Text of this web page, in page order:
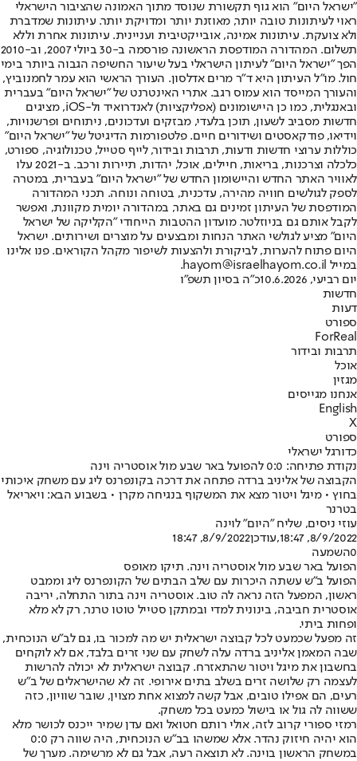
"ישראל היום" הוא גוף תקשורת שנוסד מתוך האמונה שהציבור הישראלי
ראוי לעיתונות טובה יותר, מאוזנת יותר ומדויקת יותר. עיתונות שמדברת
ולא צועקת. עיתונות אמינה, אובייקטיבית ועניינית. עיתונות אחרת וללא
תשלום. המהדורה המודפסת הראשונה פורסמה ב-30 ביולי 2007, וב-2010
הפך "ישראל היום" לעיתון הישראלי בעל שיעור החשיפה הגבוה ביותר בימי
חול. מו"ל העיתון היא ד"ר מרים אדלסון. העורך הראשי הוא עמר לחמנוביץ,
והעורך המייסד הוא עמוס רגב. אתרי האינטרנט של "ישראל היום" בעברית
ובאנגלית, כמו כן היישומונים (אפליקציות) לאנדרואיד ול-iOS, מציגים
חדשות מסביב לשעון, תוכן בלעדי, מבזקים ועדכונים, ניתוחים ופרשנויות,
וידיאו, פודקאסטים ושידורים חיים. פלטפורמות הדיגיטל של "ישראל היום"
כוללות ערוצי חדשות ודעות, תרבות ובידור, לייף סטייל, טכנולוגיה, ספורט,
כלכלה וצרכנות, בריאות, חיילים, אוכל, יהדות, תיירות ורכב. ב-2021 עלו
לאוויר האתר החדש והיישומון החדש של "ישראל היום" בעברית, במטרה
לספק לגולשים חוויה מהירה, עדכנית, בטוחה ונוחה. תכני המהדורה
המודפסת של העיתון זמינים גם באתר, במהדורה יומית מקוונת, ואפשר
לקבל אותם גם בניוזלטר. מועדון ההטבות הייחודי "הקליקה של ישראל
היום" מציע לגולשי האתר הנחות ומבצעים על מוצרים ושירותים. ישראל
היום פתוח להערות, לביקורת ולהצעות לשיפור מקהל הקוראים. פנו אלינו
במייל hayom@israelhayom.co.il.
יום רביעי, 10.6.2026
כ"ה בסיון תשפ"ו
חדשות
דעות
ספורט
ForReal
תרבות ובידור
אוכל
מגזין
אנחנו מגייסים
English
X
ספורט
כדורגל ישראלי
נקודת פתיחה: 0:0 להפועל באר שבע מול אוסטריה וינה
הקבוצה של אליניב ברדה פתחה את דרכה בקונפרנס ליג עם משחק איכותי
בחוץ • מיגל ויטור מצא את המשקוף בנגיחה מקרן • בשבוע הבא: ויאריאל
בטרנר
עוזי ניסים, שליח "היום" לוינה
8/9/2022, 18:47
,עודכן8/9/2022, 18:47
0השמעה
הפועל באר שבע מול אוסטריה וינה. תיקו מאופס
הפועל ב"ש עשתה היכרות עם שלב הבתים של הקונפרנס ליג וממבט
ראשון, המפעל הזה נראה לה טוב. אוסטריה וינה בתור התחלה, יריבה
אוסטרית חביבה, בינונית למדי ובמתקן סטייל טוטו טרנר, רק לא מלא
ופחות ביתי.
זה מפעל שכמעט לכל קבוצה ישראלית יש מה למכור בו, גם לב"ש הנוכחית,
שבה המאמן אליניב ברדה עלה לשחק עם שני זרים בלבד, אם לא לוקחים
בחשבון את מיגל ויטור שהתאזרח. קבוצה ישראלית לא יכולה להרשות
לעצמה רק שלושה זרים בשלב בתים אירופי. זה לא שהישראלים של ב"ש
רעים, הם אפילו טובים, אבל קשה למצוא אחת מצוין, שובר שוויון, כזה
ששווה לה גול או בישול כמעט בכל משחק.
רמזי ספורי קרוב לזה, אולי רותם חטואל ואם עדן שמיר ייכנס לכושר מלא
הוא יהיה חיזוק נהדר. אלא שמשהו בב"ש הנוכחית, היה שווה רק 0:0
במשחק הראשון בוינה. לא תוצאה רעה, אבל גם לא מרשימה. מערך של